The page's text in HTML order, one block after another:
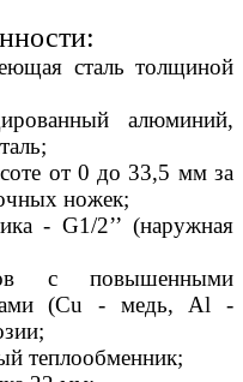
сталь толщиной
алюминий,
от 0 до 33,5 мм за
ножек;
- G1/2’’ (наружная
с повышенными
(Сu - медь, Al -
теплообменник;